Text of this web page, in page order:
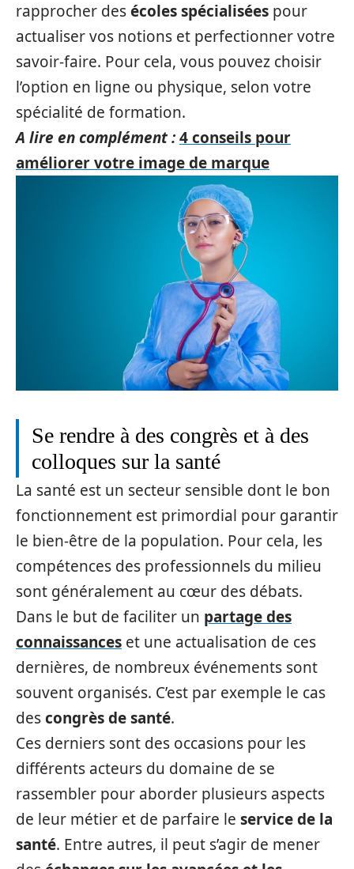
rapprocher desécoles spécialisées pour
actualiser vos notions et perfectionner votre
savoir-faire. Pour cela, vous pouvez choisir
l’option en ligne ou physique, selon votre
spécialité de formation.
A lire en complément :4 conseils pour
améliorer votre image de marque
Se rendre à des congrès et à des
colloques sur la santé
La santé est un secteur sensible dont le bon
fonctionnement est primordial pour garantir
le bien-être de la population. Pour cela, les
compétences des professionnels du milieu
sont généralement au cœur des débats.
Dans le but de faciliter un partage des
connaissances et une actualisation de ces
dernières, de nombreux événements sont
souvent organisés. C’est par exemple le cas
descongrès de santé.
Ces derniers sont des occasions pour les
différents acteurs du domaine de se
rassembler pour aborder plusieurs aspects
de leur métier et de parfaire le service de la
santé. Entre autres, il peut s’agir de mener